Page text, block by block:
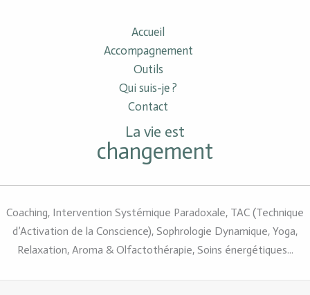
Accueil
Accompagnement
Outils
Qui suis-je ?
Contact
La vie est
changement
Coaching, Intervention Systémique Paradoxale, TAC (Technique
d’Activation de la Conscience), Sophrologie Dynamique, Yoga,
Relaxation, Aroma & Olfactothérapie, Soins énergétiques...